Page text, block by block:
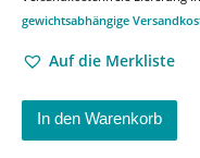
gewichtsabhängige
Auf die Merkliste
In den Warenkorb